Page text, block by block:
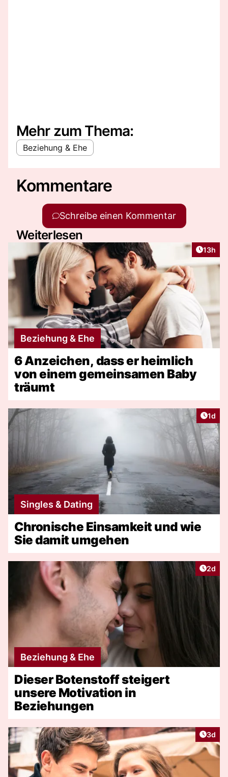
Mehr zum Thema:
Beziehung & Ehe
Kommentare
Schreibe einen Kommentar
Weiterlesen
Artikel
13h
Beziehung & Ehe
6 Anzeichen, dass er heimlich
von einem gemeinsamen Baby
träumt
1d
Singles & Dating
Chronische Einsamkeit und wie
Sie damit umgehen
2d
Beziehung & Ehe
Dieser Botenstoff steigert
unsere Motivation in
Beziehungen
3d